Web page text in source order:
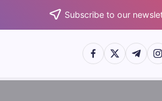
Subscribe to our
https://https://https://